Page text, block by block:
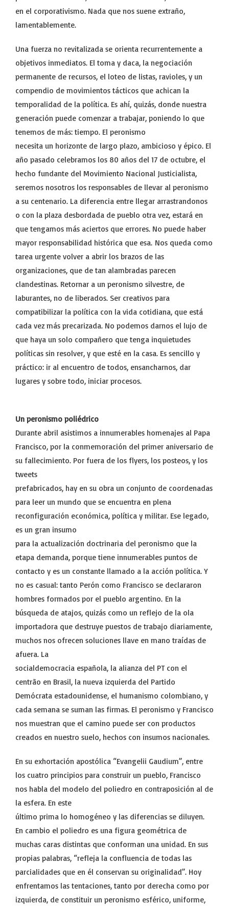
en el corporativismo. Nada que nos suene extraño,
lamentablemente.
Una fuerza no revitalizada se orienta recurrentemente a
objetivos inmediatos. El toma y daca, la negociación
permanente de recursos, el loteo de listas, ravioles, y un
compendio de movimientos tácticos que achican la
temporalidad de la política. Es ahí, quizás, donde nuestra
generación puede comenzar a trabajar, poniendo lo que
tenemos de más: tiempo. El peronismo
necesita un horizonte de largo plazo, ambicioso y épico. El
año pasado celebramos los 80 años del 17 de octubre, el
hecho fundante del Movimiento Nacional Justicialista,
seremos nosotros los responsables de llevar al peronismo
a su centenario. La diferencia entre llegar arrastrandonos
o con la plaza desbordada de pueblo otra vez, estará en
que tengamos más aciertos que errores. No puede haber
mayor responsabilidad histórica que esa. Nos queda como
tarea urgente volver a abrir los brazos de las
organizaciones, que de tan alambradas parecen
clandestinas. Retornar a un peronismo silvestre, de
laburantes, no de liberados. Ser creativos para
compatibilizar la política con la vida cotidiana, que está
cada vez más precarizada. No podemos darnos el lujo de
que haya un solo compañero que tenga inquietudes
políticas sin resolver, y que esté en la casa. Es sencillo y
práctico: ir al encuentro de todos, ensancharnos, dar
lugares y sobre todo, iniciar procesos.
Un peronismo poliédrico
Durante abril asistimos a innumerables homenajes al Papa
Francisco, por la conmemoración del primer aniversario de
su fallecimiento. Por fuera de los flyers, los posteos, y los
tweets
prefabricados, hay en su obra un conjunto de coordenadas
para leer un mundo que se encuentra en plena
reconfiguración económica, política y militar. Ese legado,
es un gran insumo
para la actualización doctrinaria del peronismo que la
etapa demanda, porque tiene innumerables puntos de
contacto y es un constante llamado a la acción política. Y
no es casual: tanto Perón como Francisco se declararon
hombres formados por el pueblo argentino. En la
búsqueda de atajos, quizás como un reflejo de la ola
importadora que destruye puestos de trabajo diariamente,
muchos nos ofrecen soluciones llave en mano traídas de
afuera. La
socialdemocracia española, la alianza del PT con el
centrão en Brasil, la nueva izquierda del Partido
Demócrata estadounidense, el humanismo colombiano, y
cada semana se suman las firmas. El peronismo y Francisco
nos muestran que el camino puede ser con productos
creados en nuestro suelo, hechos con insumos nacionales.
En su exhortación apostólica “Evangelii Gaudium”, entre
los cuatro principios para construir un pueblo, Francisco
nos habla del modelo del poliedro en contraposición al de
la esfera. En este
último prima lo homogéneo y las diferencias se diluyen.
En cambio el poliedro es una figura geométrica de
muchas caras distintas que conforman una unidad. En sus
propias palabras, “refleja la confluencia de todas las
parcialidades que en él conservan su originalidad”. Hoy
enfrentamos las tentaciones, tanto por derecha como por
izquierda, de constituir un peronismo esférico, uniforme,